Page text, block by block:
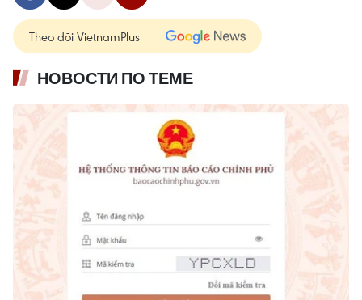
Theo dõi VietnamPlus
НОВОСТИ ПО ТЕМЕ